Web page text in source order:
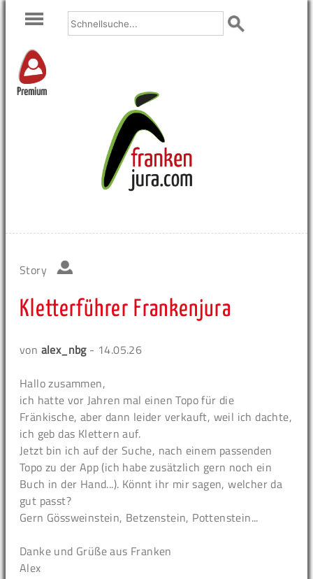
Premium
Story
Kletterführer Frankenjura
von alex_nbg- 14.05.26
Hallo zusammen,
ich hatte vor Jahren mal einen Topo für die
Fränkische, aber dann leider verkauft, weil ich dachte,
ich geb das Klettern auf.
Jetzt bin ich auf der Suche, nach einem passenden
Topo zu der App (ich habe zusätzlich gern noch ein
Buch in der Hand...). Könnt ihr mir sagen, welcher da
gut passt?
Gern Gössweinstein, Betzenstein, Pottenstein...
Danke und Grüße aus Franken
Alex